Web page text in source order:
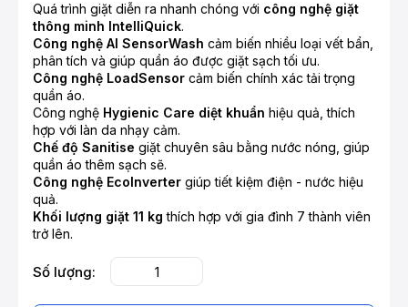
Quá trình giặt diễn ra nhanh chóng với công nghệ giặt
thông minh IntelliQuick.
Công nghệ AI SensorWash cảm biến nhiều loại vết bẩn,
phân tích và giúp quần áo được giặt sạch tối ưu.
Công nghệ LoadSensor cảm biến chính xác tải trọng
quần áo.
Công nghệ Hygienic Care diệt khuẩn hiệu quả, thích
hợp với làn da nhạy cảm.
Chế độ Sanitise giặt chuyên sâu bằng nước nóng, giúp
quần áo thêm sạch sẽ.
Công nghệ EcoInverter giúp tiết kiệm điện - nước hiệu
quả.
Khối lượng giặt 11 kg thích hợp với gia đình 7 thành viên
trở lên.
Số lượng: